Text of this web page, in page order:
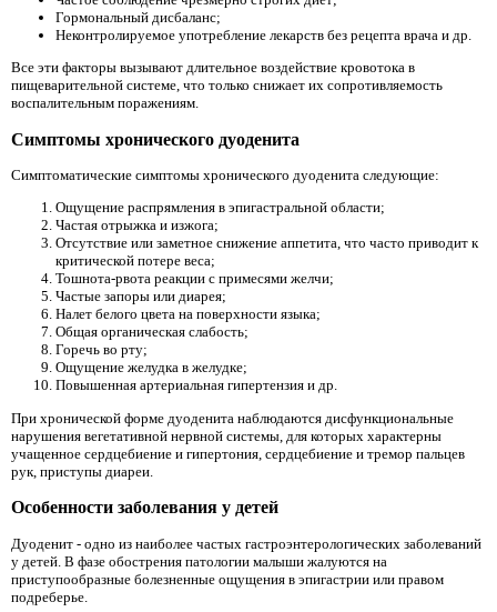
Гормональный дисбаланс;
Неконтролируемое употребление лекарств без рецепта врача и др.
Все эти факторы вызывают длительное воздействие кровотока в
пищеварительной системе, что только снижает их сопротивляемость
воспалительным поражениям.
Симптомы хронического дуоденита
Симптоматические симптомы хронического дуоденита следующие:
Ощущение распрямления в эпигастральной области;
Частая отрыжка и изжога;
Отсутствие или заметное снижение аппетита, что часто приводит к
критической потере веса;
Тошнота-рвота реакции с примесями желчи;
Частые запоры или диарея;
Налет белого цвета на поверхности языка;
Общая органическая слабость;
Горечь во рту;
Ощущение желудка в желудке;
Повышенная артериальная гипертензия и др.
При хронической форме дуоденита наблюдаются дисфункциональные
нарушения вегетативной нервной системы, для которых характерны
учащенное сердцебиение и гипертония, сердцебиение и тремор пальцев
рук, приступы диареи.
Особенности заболевания у детей
Дуоденит - одно из наиболее частых гастроэнтерологических заболеваний
у детей. В фазе обострения патологии малыши жалуются на
приступообразные болезненные ощущения в эпигастрии или правом
подреберье.